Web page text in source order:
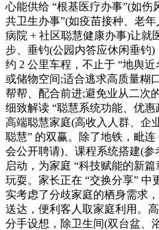
心能供给 “根基医疗办事”(如伤
共卫生办事”(如疫苗接种、老
病院 + 社区聪慧健康办事)让就
步、垂钓(公园内答应休闲垂钓)
约 2 公里车程，不止于 “地舆
或储物空间;适合逃求高质量糊
帮帮、配合前进;避免业从二次
细致解读 “聪慧系统功能、优
高端聪慧家庭(高收入人群、企
聪慧” 的双赢。除了地铁，毗
会公开聘请)、课程系统搭建(
启动，为家庭 “科技赋能的新
玩耍。家长正在 “交换分享” 中
实考虑了分歧家庭的栖身需求
送达，便利客人取家庭利用。
分手设想，除卫生间(双台盆、